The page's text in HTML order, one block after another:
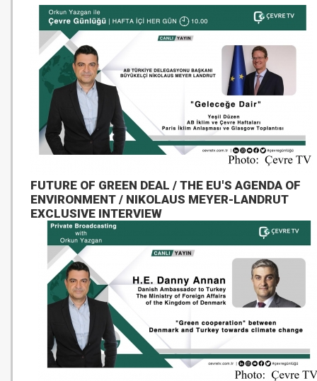
FUTURE OF GREEN DEAL / THE EU'S AGENDA OF
ENVIRONMENT / NIKOLAUS MEYER-LANDRUT
EXCLUSIVE INTERVIEW